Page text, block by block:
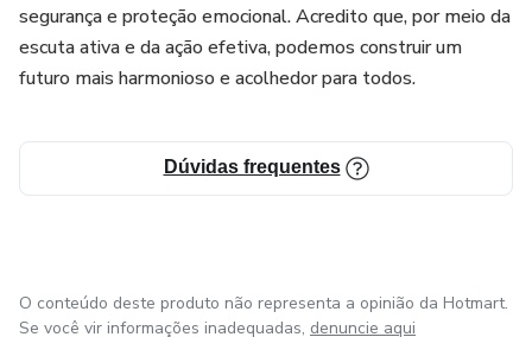
segurança e proteção emocional. Acredito que, por meio da
escuta ativa e da ação efetiva, podemos construir um
futuro mais harmonioso e acolhedor para todos.
Dúvidas frequentes
O conteúdo deste produto não representa a opinião da Hotmart.
Se você vir informações inadequadas, denuncie aqui